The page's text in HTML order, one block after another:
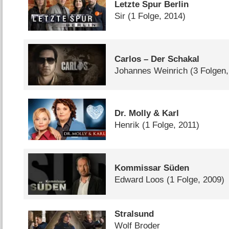
Letzte Spur Berlin
Sir (1 Folge, 2014)
Carlos – Der Schakal
Johannes Weinrich (3
Dr. Molly & Karl
Henrik (1 Folge, 2011)
Kommissar Süden
Edward Loos (1 Folge, 2009)
Stralsund
Wolf Broder